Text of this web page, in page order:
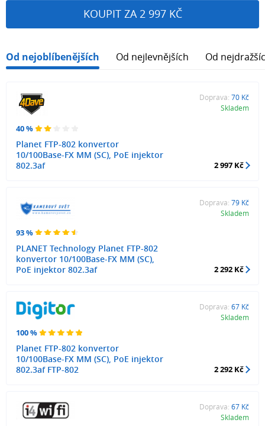
KOUPIT ZA 2 997 KČ
Od nejoblíbenějších Od nejlevnějších Od
40 %
Planet FTP-802 konvertor
10/100Base-FX MM (SC), PoE injektor
802.3af
Doprava: 70 Kč
Skladem
2 997 Kč
93 %
PLANET Technology Planet FTP-802
konvertor 10/100Base-FX MM (SC),
PoE injektor 802.3af
Doprava: 79 Kč
Skladem
2 292 Kč
100 %
Planet FTP-802 konvertor
10/100Base-FX MM (SC), PoE injektor
802.3af FTP-802
Doprava: 67 Kč
Skladem
2 292 Kč
Doprava: 67 Kč
Skladem